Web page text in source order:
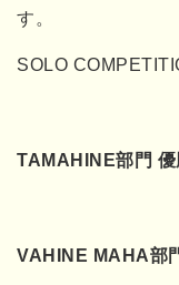
す。
SOLO
TAMAHINE部門
VAHINE MAHA部